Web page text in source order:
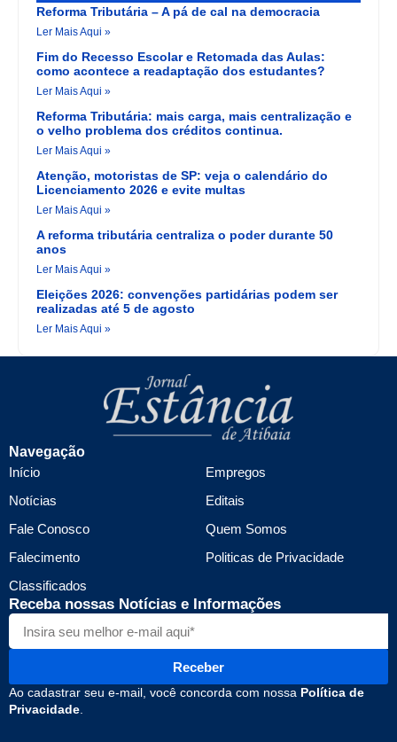
Reforma Tributária – A pá de cal na democracia
Ler Mais Aqui »
Fim do Recesso Escolar e Retomada das Aulas:
como acontece a readaptação dos estudantes?
Ler Mais Aqui »
Reforma Tributária: mais carga, mais centralização e
o velho problema dos créditos continua.
Ler Mais Aqui »
Atenção, motoristas de SP: veja o calendário do
Licenciamento 2026 e evite multas
Ler Mais Aqui »
A reforma tributária centraliza o poder durante 50
anos
Ler Mais Aqui »
Eleições 2026: convenções partidárias podem ser
realizadas até 5 de agosto
Ler Mais Aqui »
Navegação
Início
Notícias
Fale Conosco
Falecimento
Classificados
Empregos
Editais
Quem Somos
Politicas de Privacidade
Receba nossas Notícias e Informações
Receber
Ao cadastrar seu e-mail, você concorda com nossa Política de
Privacidade.